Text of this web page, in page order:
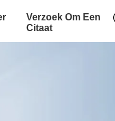
Verzoek Om Een
Citaat